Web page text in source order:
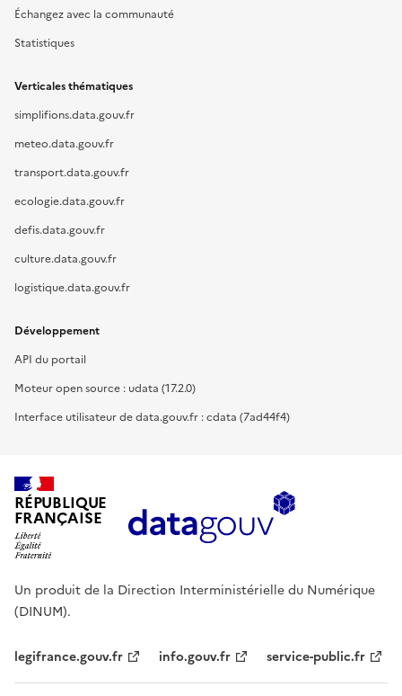
Échangez avec la communauté
Statistiques
Verticales thématiques
simplifions.data.gouv.fr
meteo.data.gouv.fr
transport.data.gouv.fr
ecologie.data.gouv.fr
defis.data.gouv.fr
culture.data.gouv.fr
logistique.data.gouv.fr
Développement
API du portail
Moteur open source : udata (17.2.0)
Interface utilisateur de data.gouv.fr : cdata (7ad44f4)
RÉPUBLIQUE
FRANÇAISE
Un produit de la Direction Interministérielle du Numérique
(DINUM).
legifrance.gouv.fr info.gouv.fr service-public.fr